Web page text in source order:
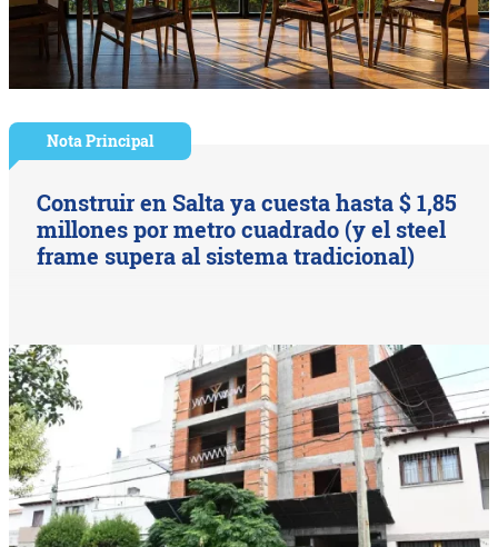
Nota Principal
Construir en Salta ya cuesta hasta $ 1,85
millones por metro cuadrado (y el steel
frame supera al sistema tradicional)